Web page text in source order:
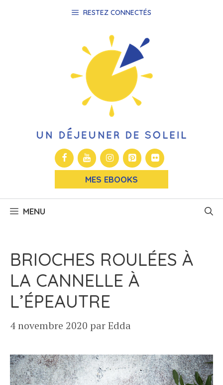
RESTEZ CONNECTÉS
MES EBOOKS
MENU
BRIOCHES ROULÉES À
LA CANNELLE À
L’ÉPEAUTRE
4 novembre 2020 parEdda